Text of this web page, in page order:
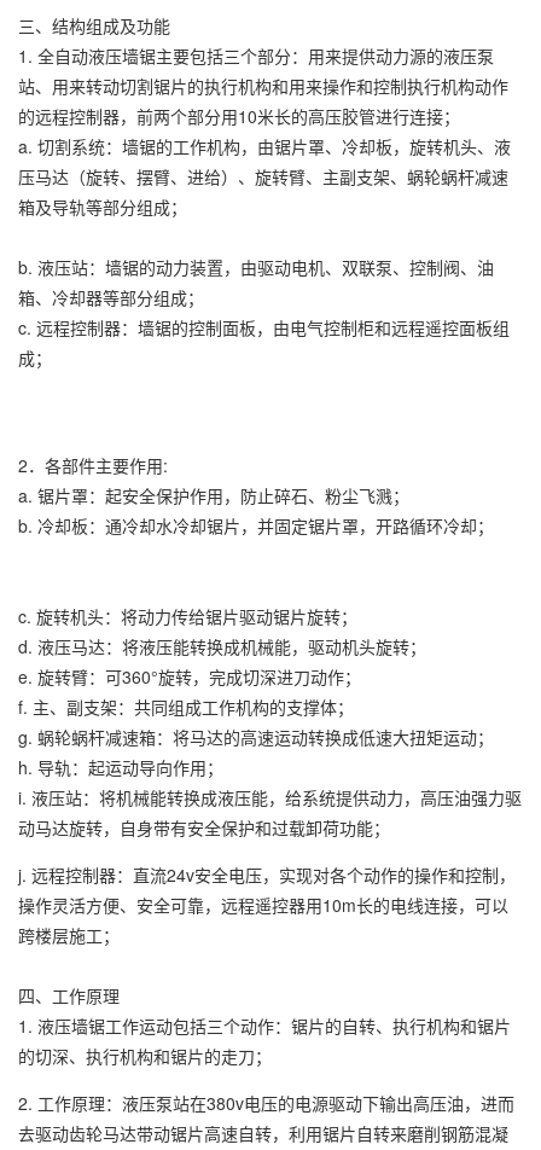
三、结构组成及功能
1. 全自动液压墙锯主要包括三个部分：用来提供动力源的液压泵
站、用来转动切割锯片的执行机构和用来操作和控制执行机构动作
的远程控制器，前两个部分用10米长的高压胶管进行连接；
a. 切割系统：墙锯的工作机构，由锯片罩、冷却板，旋转机头、液
压马达（旋转、摆臂、进给）、旋转臂、主副支架、蜗轮蜗杆减速
箱及导轨等部分组成；
b. 液压站：墙锯的动力装置，由驱动电机、双联泵、控制阀、油
箱、冷却器等部分组成；
c. 远程控制器：墙锯的控制面板，由电气控制柜和远程遥控面板组
成；
2．各部件主要作用:
a. 锯片罩：起安全保护作用，防止碎石、粉尘飞溅；
b. 冷却板：通冷却水冷却锯片，并固定锯片罩，开路循环冷却；
c. 旋转机头：将动力传给锯片驱动锯片旋转；
d. 液压马达：将液压能转换成机械能，驱动机头旋转；
e. 旋转臂：可360°旋转，完成切深进刀动作；
f. 主、副支架：共同组成工作机构的支撑体；
g. 蜗轮蜗杆减速箱：将马达的高速运动转换成低速大扭矩运动；
h. 导轨：起运动导向作用；
i. 液压站：将机械能转换成液压能，给系统提供动力，高压油强力驱
动马达旋转，自身带有安全保护和过载卸荷功能；
j. 远程控制器：直流24v安全电压，实现对各个动作的操作和控制，
操作灵活方便、安全可靠，远程遥控器用10m长的电线连接，可以
跨楼层施工；
四、工作原理
1. 液压墙锯工作运动包括三个动作：锯片的自转、执行机构和锯片
的切深、执行机构和锯片的走刀；
2. 工作原理：液压泵站在380v电压的电源驱动下输出高压油，进而
去驱动齿轮马达带动锯片高速自转，利用锯片自转来磨削钢筋混凝